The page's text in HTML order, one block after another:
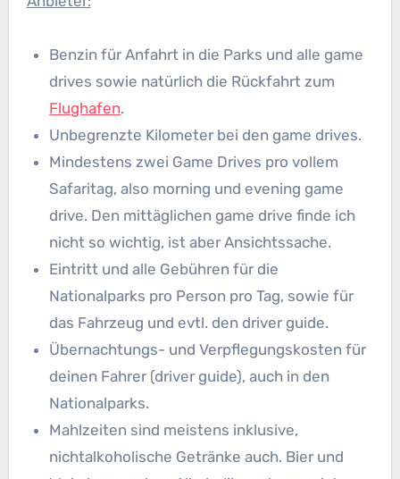
Benzin für Anfahrt in die Parks und alle game
drives sowie natürlich die Rückfahrt zum
Flughafen.
Unbegrenzte Kilometer bei den game drives.
Mindestens zwei Game Drives pro vollem
Safaritag, also morning und evening game
drive. Den mittäglichen game drive finde ich
nicht so wichtig, ist aber Ansichtssache.
Eintritt und alle Gebühren für die
Nationalparks pro Person pro Tag, sowie für
das Fahrzeug und evtl. den driver guide.
Übernachtungs- und Verpflegungskosten für
deinen Fahrer (driver guide), auch in den
Nationalparks.
Mahlzeiten sind meistens inklusive,
nichtalkoholische Getränke auch. Bier und